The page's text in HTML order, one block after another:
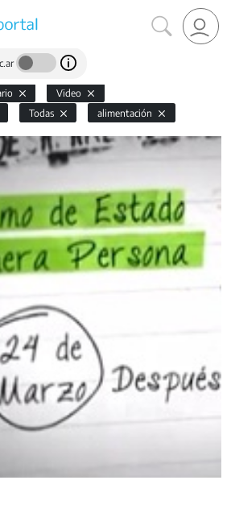
Video
Todas alimentación